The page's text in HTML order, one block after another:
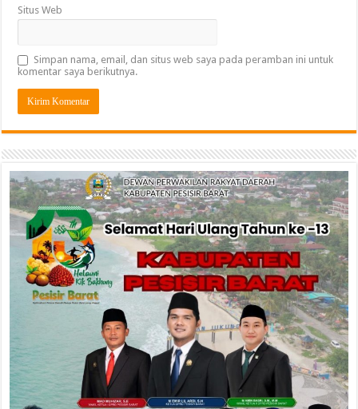
Situs Web
Simpan nama, email, dan situs web saya pada peramban ini untuk
komentar saya berikutnya.